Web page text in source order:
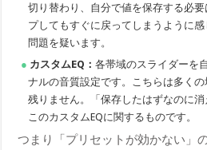
切り替わり、自分で値を保存する必
プしてもすぐに戻ってしまうように
問題を疑います。
カスタムEQ：各帯域のスライダーを
ナルの音質設定です。こちらは多く
残りません。「保存したはずなのに消
このカスタムEQに関するものです。
つまり「プリセットが効かない」